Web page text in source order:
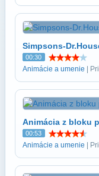
Simpsons-
00:30
Animácie a umenie |
Animácia z bloku
00:53
Animácie a umenie |